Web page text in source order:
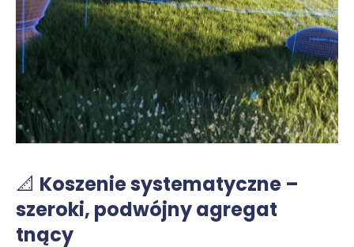
📐 Koszenie systematyczne –
szeroki, podwójny agregat
tnący